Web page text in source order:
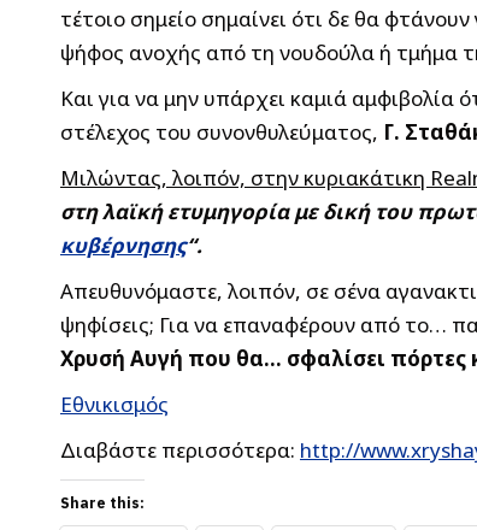
τέτοιο σημείο σημαίνει ότι δε θα
ψήφος ανοχής από τη νουδούλα ή τμήμα
Και για να μην υπάρχει καμιά αμφιβολία
στέλεχος του συνονθυλεύματος, Γ.
Μιλώντας, λοιπόν, στην κυριακάτικη
στη λαϊκή ετυμηγορία με δική του
κυβέρνησης“.
Απευθυνόμαστε, λοιπόν, σε σένα
ψηφίσεις; Για να επαναφέρουν από το…
Χρυσή Αυγή που θα… σφαλίσει πόρτες
Εθνικισμός
Διαβάστε περισσότερα: http://
Share this: